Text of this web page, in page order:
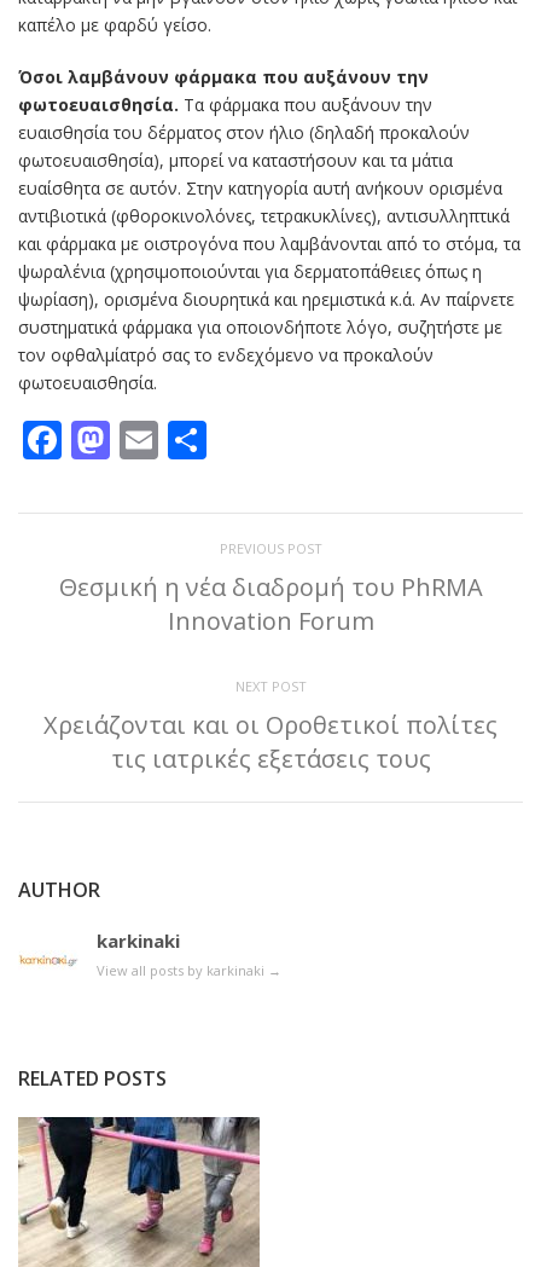
καπέλο με φαρδύ γείσο.
Όσοι λαμβάνουν φάρμακα που αυξάνουν την
φωτοευαισθησία. Τα φάρμακα που αυξάνουν την
ευαισθησία του δέρματος στον ήλιο (δηλαδή προκαλούν
φωτοευαισθησία), μπορεί να καταστήσουν και τα μάτια
ευαίσθητα σε αυτόν. Στην κατηγορία αυτή ανήκουν ορισμένα
αντιβιοτικά (φθοροκινολόνες, τετρακυκλίνες), αντισυλληπτικά
και φάρμακα με οιστρογόνα που λαμβάνονται από το στόμα, τα
ψωραλένια (χρησιμοποιούνται για δερματοπάθειες όπως η
ψωρίαση), ορισμένα διουρητικά και ηρεμιστικά κ.ά. Αν παίρνετε
συστηματικά φάρμακα για οποιονδήποτε λόγο, συζητήστε με
τον οφθαλμίατρό σας το ενδεχόμενο να προκαλούν
φωτοευαισθησία.
Facebook
Mastodon
Email
PREVIOUS POST
Θεσμική η νέα διαδρομή του PhRMA
Innovation Forum
NEXT POST
Χρειάζονται και οι Οροθετικοί πολίτες
τις ιατρικές εξετάσεις τους
AUTHOR
karkinaki
View all posts by karkinaki →
RELATED POSTS